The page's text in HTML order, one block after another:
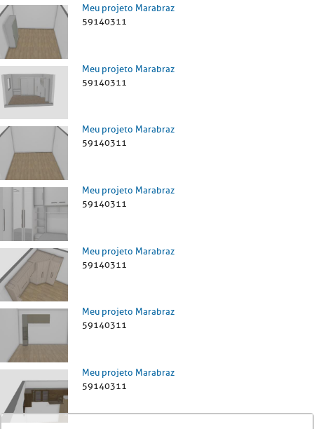
Meu projeto Marabraz
59140311
Meu projeto Marabraz
59140311
Meu projeto Marabraz
59140311
Meu projeto Marabraz
59140311
Meu projeto Marabraz
59140311
Meu projeto Marabraz
59140311
Meu projeto Marabraz
59140311